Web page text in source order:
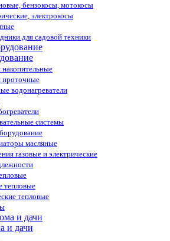
бензокосы, мотокосы
электрокосы
для садовой техники
проточные
водонагреватели
системы
масляные
газовые и электрические
тепловые
тепловые
и дачи